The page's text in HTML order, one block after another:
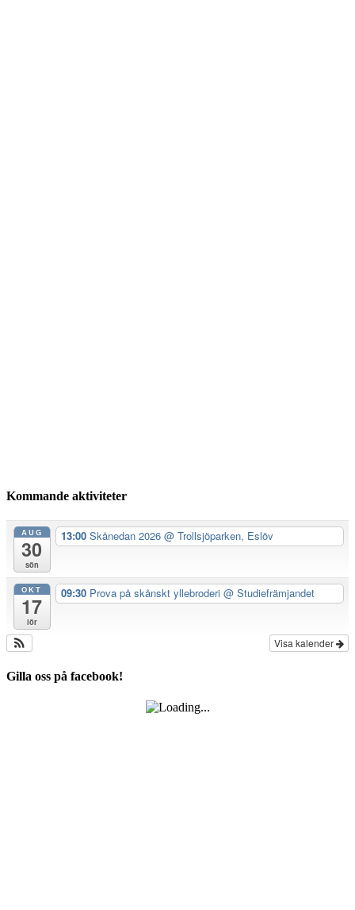
Kommande aktiviteter
AUG
30
sön
13:00 Skånedan 2026 @ Trollsjöparken, Eslöv
OKT
17
lör
09:30 Prova på skånskt yllebroderi @ Studiefrämjandet
Visa kalender
Gilla oss på facebook!